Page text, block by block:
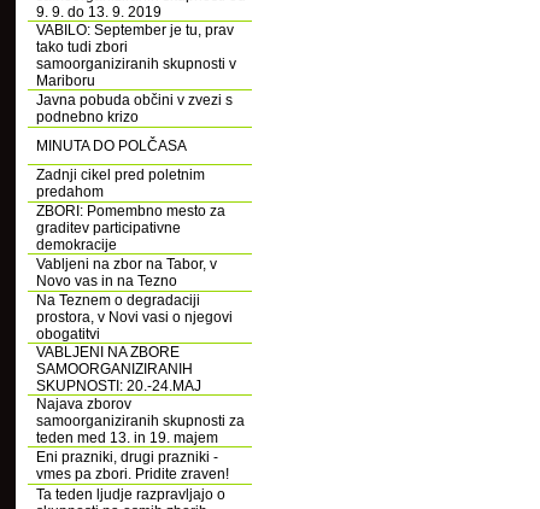
9. 9. do 13. 9. 2019
VABILO: September je tu, prav
tako tudi zbori
samoorganiziranih skupnosti v
Mariboru
Javna pobuda občini v zvezi s
podnebno krizo
MINUTA DO POLČASA
Zadnji cikel pred poletnim
predahom
ZBORI: Pomembno mesto za
graditev participativne
demokracije
Vabljeni na zbor na Tabor, v
Novo vas in na Tezno
Na Teznem o degradaciji
prostora, v Novi vasi o njegovi
obogatitvi
VABLJENI NA ZBORE
SAMOORGANIZIRANIH
SKUPNOSTI: 20.-24.MAJ
Najava zborov
samoorganiziranih skupnosti za
teden med 13. in 19. majem
Eni prazniki, drugi prazniki -
vmes pa zbori. Pridite zraven!
Ta teden ljudje razpravljajo o